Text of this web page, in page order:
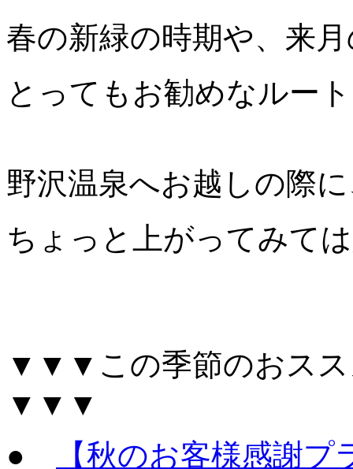
春の新緑の時期や、来
とってもお勧めなルー
野沢温泉へお越しの際
ちょっと上がってみて
▼▼▼この季節のおスス
▼▼▼
●
【秋のお客様感謝